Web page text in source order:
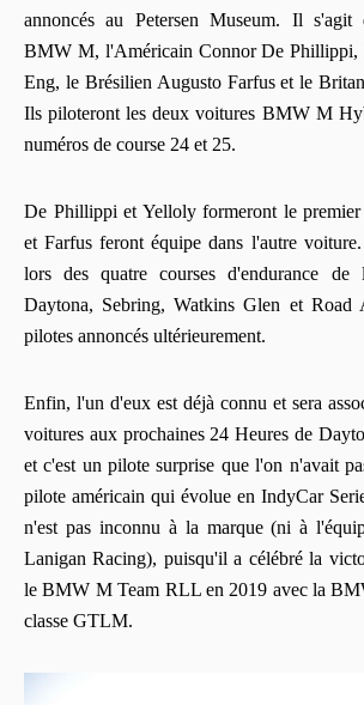
annoncés au Petersen Museum. Il s'agit
BMW M, l'Américain Connor De
Eng, le Brésilien Augusto Farfus et le
Ils piloteront les deux voitures BMW M
numéros de course 24 et 25.
De Phillippi et Yelloly formeront le
et Farfus feront équipe dans l'autre
lors des quatre courses d'endurance
Daytona, Sebring, Watkins Glen et Road
pilotes annoncés ultérieurement.
Enfin, l'un d'eux est déjà connu et sera
voitures aux prochaines 24 Heures de
et c'est un pilote surprise que l'on n'avait
pilote américain qui évolue en IndyCar
n'est pas inconnu à la marque (ni à
Lanigan Racing), puisqu'il a célébré la
le BMW M Team RLL en 2019 avec la
classe GTLM.